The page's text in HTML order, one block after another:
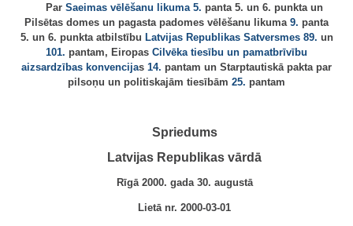
Par Saeimas vēlēšanu likuma 5. panta 5. un 6. punkta un
Pilsētas domes un pagasta padomes vēlēšanu likuma 9. panta
5. un 6. punkta atbilstību Latvijas Republikas Satversmes 89. un
101. pantam, Eiropas Cilvēka tiesību un pamatbrīvību
aizsardzības konvencijas 14. pantam un Starptautiskā pakta par
pilsoņu un politiskajām tiesībām 25. pantam
Spriedums
Latvijas Republikas vārdā
Rīgā 2000. gada 30. augustā
Lietā nr. 2000-03-01